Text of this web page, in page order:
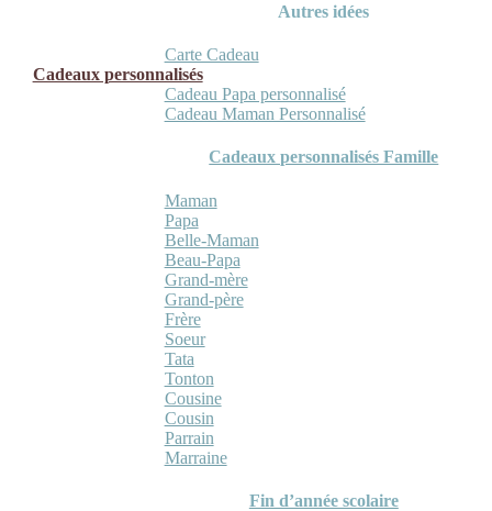
Autres idées
Carte Cadeau
Cadeaux personnalisés
Cadeau Papa personnalisé
Cadeau Maman Personnalisé
Cadeaux personnalisés Famille
Maman
Papa
Belle-Maman
Beau-Papa
Grand-mère
Grand-père
Frère
Soeur
Tata
Tonton
Cousine
Cousin
Parrain
Marraine
Fin d’année scolaire